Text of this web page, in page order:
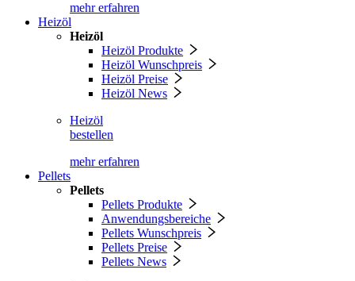
mehr erfahren
Heizöl
Heizöl
Heizöl Produkte
Heizöl Wunschpreis
Heizöl Preise
Heizöl News
Heizöl
bestellen
mehr erfahren
Pellets
Pellets
Pellets Produkte
Anwendungsbereiche
Pellets Wunschpreis
Pellets Preise
Pellets News